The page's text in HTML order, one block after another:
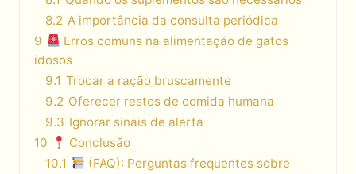
8.2 A importância da consulta periódica
9
Erros comuns na alimentação de gatos
idosos
9.1 Trocar a ração bruscamente
9.2 Oferecer restos de comida humana
9.3 Ignorar sinais de alerta
10
Conclusão
10.1
(FAQ): Perguntas frequentes sobre